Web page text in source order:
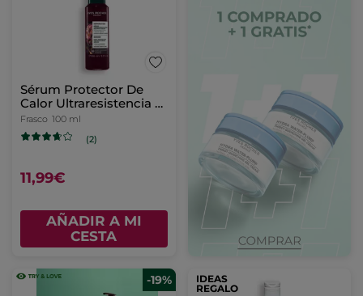
Sérum Protector De
Calor Ultraresistencia -
Revive & Repara
Frasco 100 ml
(2)
11,99€
AÑADIR A MI
CESTA
-19%
IDEAS
REGALO